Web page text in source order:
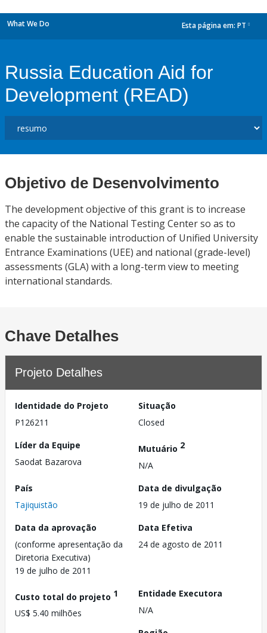
What We Do Esta página em: PT
Russia Education Aid for
Development (READ)
Objetivo de Desenvolvimento
The development objective of this grant is to increase
the capacity of the National Testing Center so as to
enable the sustainable introduction of Unified University
Entrance Examinations (UEE) and national (grade-level)
assessments (GLA) with a long-term view to meeting
international standards.
Chave Detalhes
Projeto Detalhes
Identidade do Projeto
P126211
Situação
Closed
Líder da Equipe
Saodat Bazarova
Mutuário 2
N/A
País
Tajiquistão
Data de divulgação
19 de julho de 2011
Data da aprovação
(conforme apresentação da
Diretoria Executiva)
19 de julho de 2011
Data Efetiva
24 de agosto de 2011
Custo total do projeto 1
US$ 5.40 milhões
Entidade Executora
N/A